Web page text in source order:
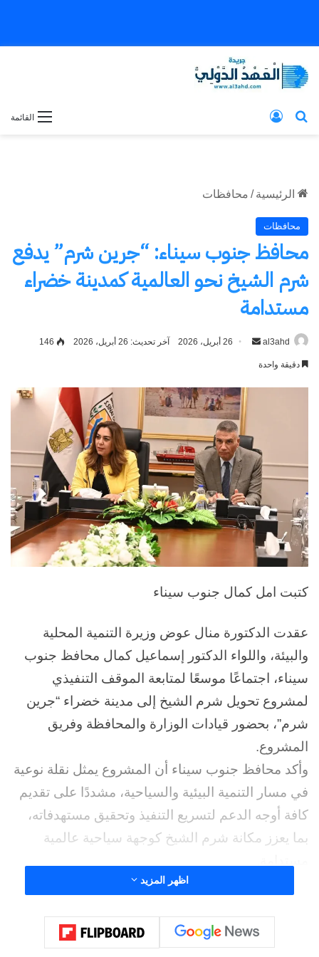
القائمة بحث عن
الرئيسية / محافظات
محافظات
محافظ جنوب سيناء: “جرين شرم” يدفع
شرم الشيخ نحو العالمية كمدينة خضراء
مستدامة
al3ahd
أرسل 26 أبريل، 2026 آخر تحديث: 26 أبريل، 2026 146
دقيقة واحدة
كتبت امل كمال جنوب سيناء
عقدت الدكتورة منال عوض وزيرة التنمية المحلية
والبيئة، واللواء الدكتور إسماعيل كمال محافظ جنوب
سيناء، اجتماعًا موسعًا لمتابعة الموقف التنفيذي
لمشروع تحويل شرم الشيخ إلى مدينة خضراء “جرين
شرم”، بحضور قيادات الوزارة والمحافظة وفريق
المشروع.
وأكد محافظ جنوب سيناء أن المشروع يمثل نقلة نوعية
في مسار التنمية البيئية والسياحية، مشددًا على تقديم
كافة أوجه الدعم لتسريع التنفيذ وتحقيق مستهدفاته،
بما يعزز مكانة شرم الشيخ كوجهة سياحية عالمية
وخلال الاجتماع، تم استعراض محاور المشروع التي
المتجددة، المياه والصرف الصحي، حماية التنوع
البيولوجي، والتنمية المجتمعية، إلى جانب الدعم الفني
اظهر المزيد